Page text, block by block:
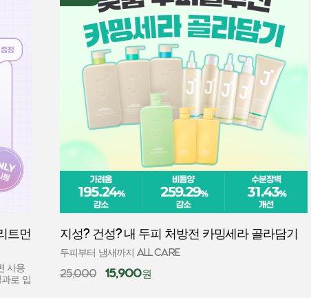
지성? 건성? 내 두피 처방전 카밍세라 골라담기
두피부터 냄새까지 ALL CARE
25,000 15,900원